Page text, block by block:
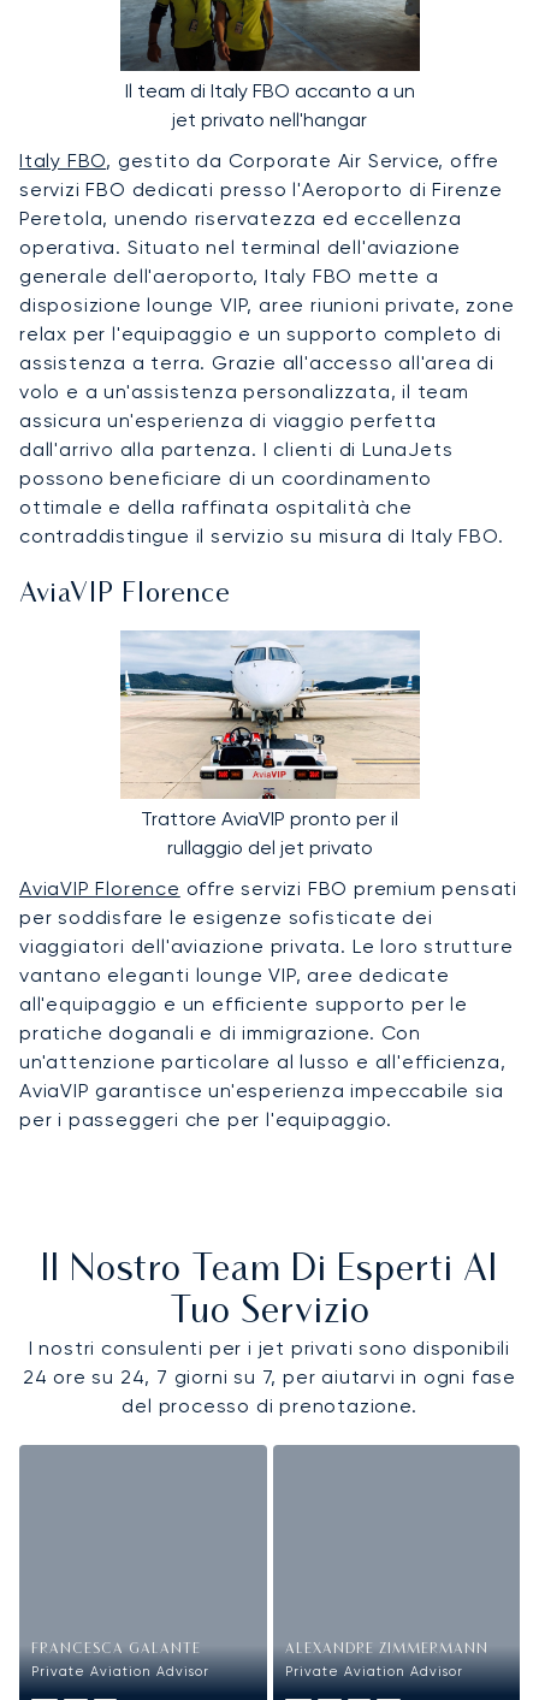
Il team di Italy FBO accanto a un
jet privato nell'hangar
Italy FBO, gestito da Corporate Air Service, offre
servizi FBO dedicati presso l'Aeroporto di Firenze
Peretola, unendo riservatezza ed eccellenza
operativa. Situato nel terminal dell'aviazione
generale dell'aeroporto, Italy FBO mette a
disposizione lounge VIP, aree riunioni private, zone
relax per l'equipaggio e un supporto completo di
assistenza a terra. Grazie all'accesso all'area di
volo e a un'assistenza personalizzata, il team
assicura un'esperienza di viaggio perfetta
dall'arrivo alla partenza. I clienti di LunaJets
possono beneficiare di un coordinamento
ottimale e della raffinata ospitalità che
contraddistingue il servizio su misura di Italy FBO.
AviaVIP Florence
Trattore AviaVIP pronto per il
rullaggio del jet privato
AviaVIP Florence offre servizi FBO premium pensati
per soddisfare le esigenze sofisticate dei
viaggiatori dell'aviazione privata. Le loro strutture
vantano eleganti lounge VIP, aree dedicate
all'equipaggio e un efficiente supporto per le
pratiche doganali e di immigrazione. Con
un'attenzione particolare al lusso e all'efficienza,
AviaVIP garantisce un'esperienza impeccabile sia
per i passeggeri che per l'equipaggio.
Il Nostro Team Di Esperti Al
Tuo Servizio
I nostri consulenti per i jet privati sono disponibili
24 ore su 24, 7 giorni su 7, per aiutarvi in ogni fase
del processo di prenotazione.
FRANCESCA GALANTE
Private Aviation Advisor
ALEXANDRE ZIMMERMANN
Private Aviation Advisor